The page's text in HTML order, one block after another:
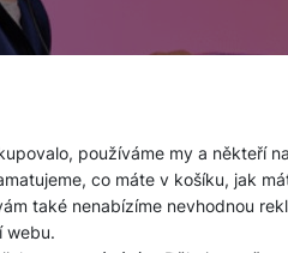
používáme my a někteří
co máte v košíku, jak
také nenabízíme nevhodnou
webu.